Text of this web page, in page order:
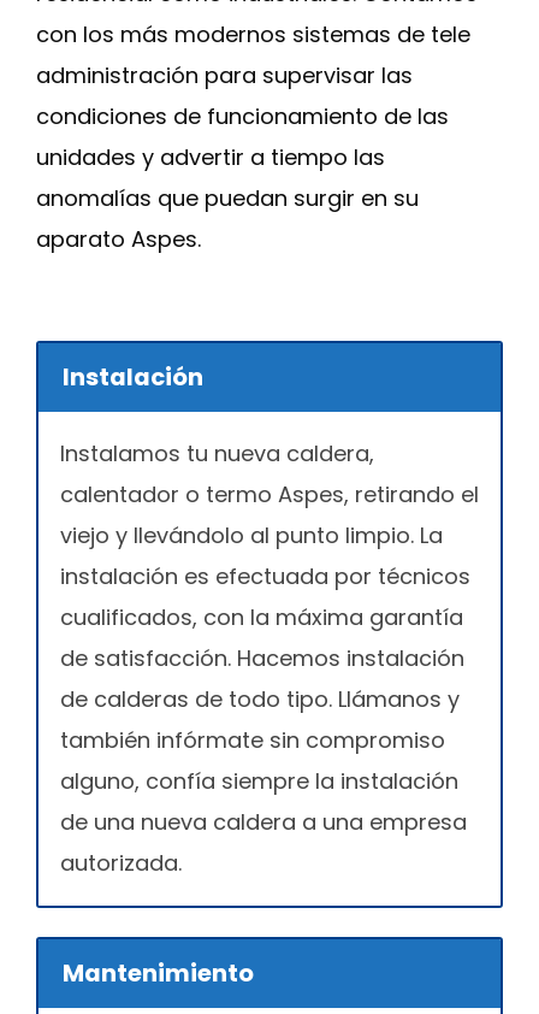
con los más modernos sistemas de tele
administración para supervisar las
condiciones de funcionamiento de las
unidades y advertir a tiempo las
anomalías que puedan surgir en su
aparato Aspes.
Instalación
Instalamos tu nueva caldera,
calentador o termo Aspes, retirando el
viejo y llevándolo al punto limpio. La
instalación es efectuada por técnicos
cualificados, con la máxima garantía
de satisfacción. Hacemos instalación
de calderas de todo tipo. Llámanos y
también infórmate sin compromiso
alguno, confía siempre la instalación
de una nueva caldera a una empresa
autorizada.
Mantenimiento